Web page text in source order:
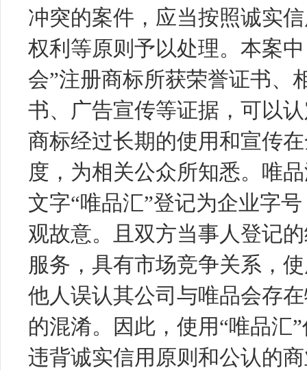
冲突的案件，应当按照诚实
权利等原则予以处理。本案
会”注册商标所获荣誉证书、
书、广告宣传等证据，可以
商标经过长期的使用和宣传
度，为相关公众所知悉。唯
文字“唯品汇”登记为企业字
观故意。且双方当事人登记
服务，具有市场竞争关系，
他人误认其公司与唯品会存
的混淆。因此，使用“唯品汇
违背诚实信用原则和公认的